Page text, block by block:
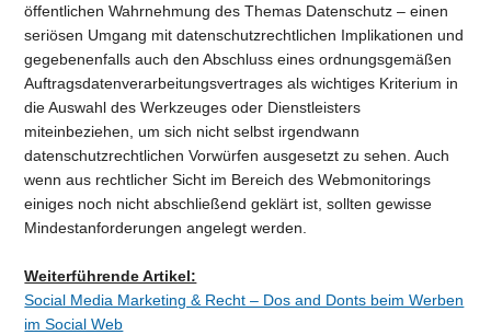
öffentlichen Wahrnehmung des Themas Datenschutz – einen
seriösen Umgang mit datenschutzrechtlichen Implikationen und
gegebenenfalls auch den Abschluss eines ordnungsgemäßen
Auftragsdatenverarbeitungsvertrages als wichtiges Kriterium in
die Auswahl des Werkzeuges oder Dienstleisters
miteinbeziehen, um sich nicht selbst irgendwann
datenschutzrechtlichen Vorwürfen ausgesetzt zu sehen. Auch
wenn aus rechtlicher Sicht im Bereich des Webmonitorings
einiges noch nicht abschließend geklärt ist, sollten gewisse
Mindestanforderungen angelegt werden.
Weiterführende Artikel:
Social Media Marketing & Recht – Dos and Donts beim Werben
im Social Web